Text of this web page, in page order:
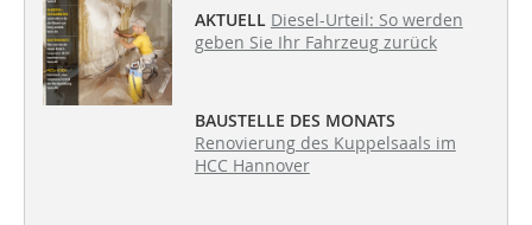
AKTUELL Diesel-Urteil: So werden
geben Sie Ihr Fahrzeug zurück
BAUSTELLE DES MONATS
Renovierung des Kuppelsaals im
HCC Hannover